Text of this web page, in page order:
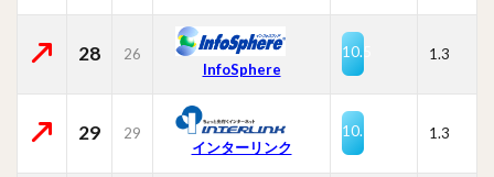
28
26
InfoSphere
10.5 1.3
29
29
インターリンク
10.5 1.3